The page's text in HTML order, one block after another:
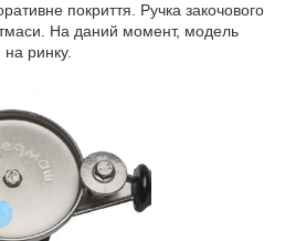
покриття. Ручка закочового
На даний момент, модель
ринку.